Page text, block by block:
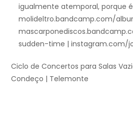
igualmente atemporal, porque
molideltro.bandcamp.com/
sudden-time | instagram.com/
Ciclo de Concertos para Salas
Condeço | Telemonte